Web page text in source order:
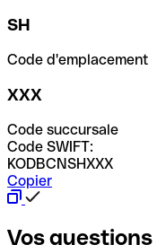
SH
Code d'emplacement
XXX
Code succursale
Code SWIFT:
KODBCNSHXXX
Copier
Vos